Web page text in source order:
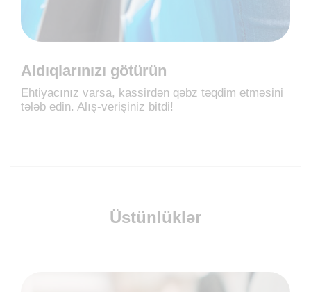
Aldıqlarınızı götürün
Ehtiyacınız varsa, kassirdən qəbz təqdim etməsini
tələb edin. Alış-verişiniz bitdi!
Üstünlüklər